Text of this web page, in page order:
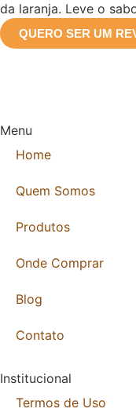
da laranja. Leve o
QUERO SER UM
Menu
Home
Quem Somos
Produtos
Onde Comprar
Blog
Contato
Institucional
Termos de Uso